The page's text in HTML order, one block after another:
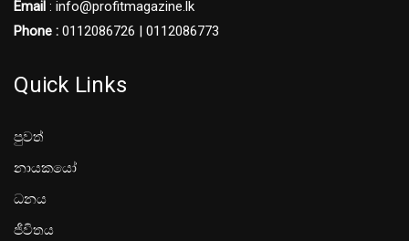
Email : info@profitmagazine.lk
Phone : 0112086726 | 0112086773
Quick Links
පුවත්
නායකයෝ
ධනය
ජීවිතය